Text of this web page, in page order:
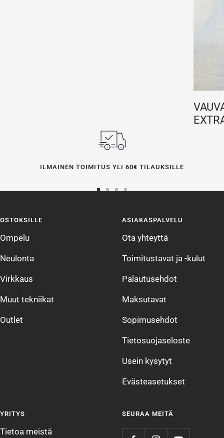
ILMAINEN TOIMITUS YLI 60€ TILAUKSILLE
4
OSTOKSILLE
Ompelu
Neulonta
Virkkaus
Muut tekniikat
Outlet
ASIAKASPALVELU
Ota yhteyttä
Toimitustavat ja -kulut
Palautusehdot
Maksutavat
Sopimusehdot
Tietosuojaseloste
Usein kysytyt
Evästeasetukset
YRITYS
Tietoa meistä
SEURAA MEITÄ